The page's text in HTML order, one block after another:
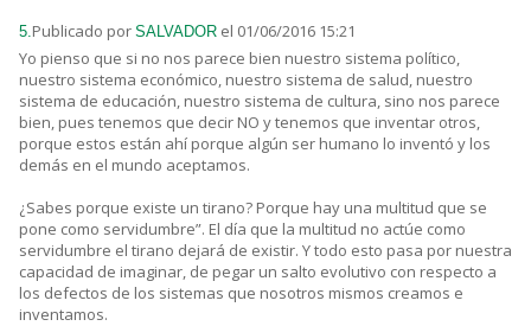
5. Publicado por SALVADOR el 01/06/2016 15:21
Yo pienso que si no nos parece bien nuestro sistema político,
nuestro sistema económico, nuestro sistema de salud, nuestro
sistema de educación, nuestro sistema de cultura, sino nos parece
bien, pues tenemos que decir NO y tenemos que inventar otros,
porque estos están ahí porque algún ser humano lo inventó y los
demás en el mundo aceptamos.
¿Sabes porque existe un tirano? Porque hay una multitud que se
pone como servidumbre”. El día que la multitud no actúe como
servidumbre el tirano dejará de existir. Y todo esto pasa por nuestra
capacidad de imaginar, de pegar un salto evolutivo con respecto a
los defectos de los sistemas que nosotros mismos creamos e
inventamos.